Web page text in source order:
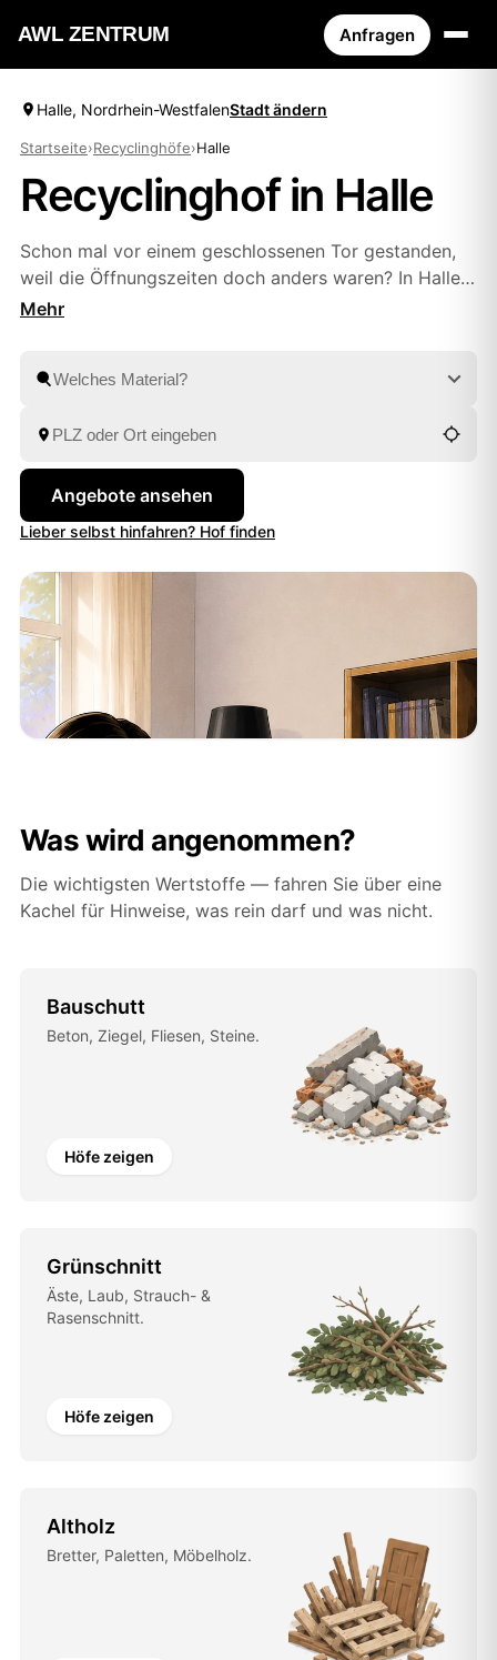
AWL ZENTRUM Anfragen
Halle, Nordrhein-WestfalenStadt ändern
Startseite›Recyclinghöfe›Halle
Recyclinghof in Halle
Schon mal vor einem geschlossenen Tor gestanden,
weil die Öffnungszeiten doch anders waren? In Halle
zeigt Ihnen AWL die Höfe in der Nähe samt aktueller
beschreiben, was weg soll, und Sie haben Festpreis-
zum Vergleich.
Angebote ansehen
Lieber selbst hinfahren? Hof finden
Was wird angenommen?
Die wichtigsten Wertstoffe — fahren Sie über eine
Kachel für Hinweise, was rein darf und was nicht.
Bauschutt
Beton, Ziegel, Fliesen, Steine.
Höfe zeigen
Grünschnitt
Äste, Laub, Strauch- &
Rasenschnitt.
Höfe zeigen
Altholz
Bretter, Paletten, Möbelholz.